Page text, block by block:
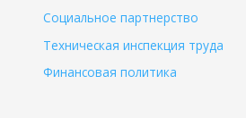
Социальное партнерство
Техническая инспекция труда
Финансовая политика